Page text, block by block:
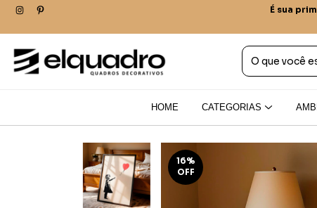
É sua
HOME CATEGORIAS
16%
OFF